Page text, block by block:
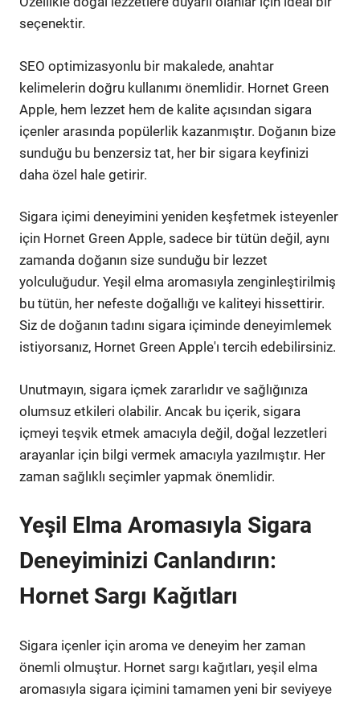
seçenektir.
SEO optimizasyonlu bir makalede, anahtar
kelimelerin doğru kullanımı önemlidir. Hornet Green
Apple, hem lezzet hem de kalite açısından sigara
içenler arasında popülerlik kazanmıştır. Doğanın bize
sunduğu bu benzersiz tat, her bir sigara keyfinizi
daha özel hale getirir.
Sigara içimi deneyimini yeniden keşfetmek isteyenler
için Hornet Green Apple, sadece bir tütün değil, aynı
zamanda doğanın size sunduğu bir lezzet
yolculuğudur. Yeşil elma aromasıyla zenginleştirilmiş
bu tütün, her nefeste doğallığı ve kaliteyi hissettirir.
Siz de doğanın tadını sigara içiminde deneyimlemek
istiyorsanız, Hornet Green Apple'ı tercih edebilirsiniz.
Unutmayın, sigara içmek zararlıdır ve sağlığınıza
olumsuz etkileri olabilir. Ancak bu içerik, sigara
içmeyi teşvik etmek amacıyla değil, doğal lezzetleri
arayanlar için bilgi vermek amacıyla yazılmıştır. Her
zaman sağlıklı seçimler yapmak önemlidir.
Yeşil Elma Aromasıyla Sigara
Deneyiminizi Canlandırın:
Hornet Sargı Kağıtları
Sigara içenler için aroma ve deneyim her zaman
önemli olmuştur. Hornet sargı kağıtları, yeşil elma
aromasıyla sigara içimini tamamen yeni bir seviyeye